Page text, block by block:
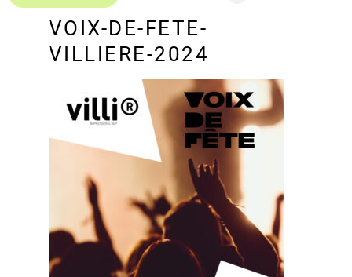
VOIX-DE-FETE-
VILLIERE-2024